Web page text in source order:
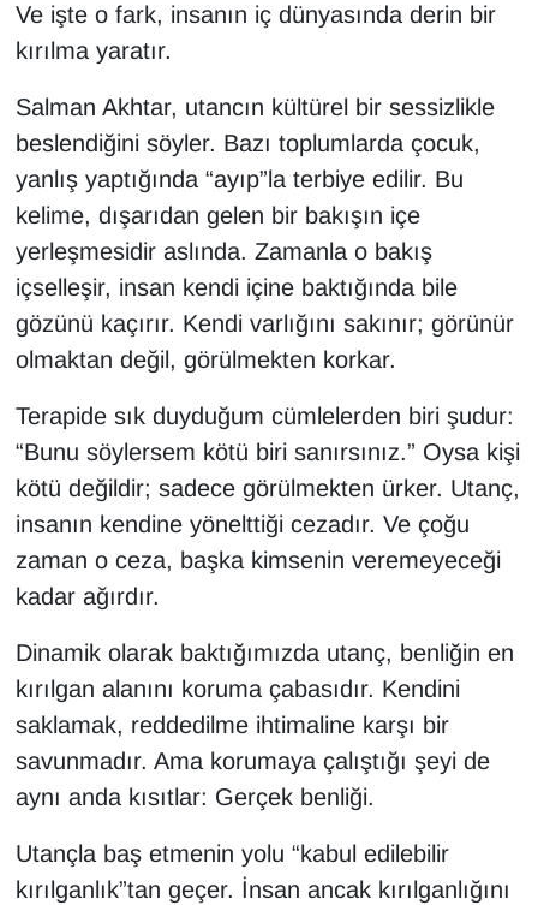
Ve işte o fark, insanın iç dünyasında derin bir
kırılma yaratır.
Salman Akhtar, utancın kültürel bir sessizlikle
beslendiğini söyler. Bazı toplumlarda çocuk,
yanlış yaptığında “ayıp”la terbiye edilir. Bu
kelime, dışarıdan gelen bir bakışın içe
yerleşmesidir aslında. Zamanla o bakış
içselleşir, insan kendi içine baktığında bile
gözünü kaçırır. Kendi varlığını sakınır; görünür
olmaktan değil, görülmekten korkar.
Terapide sık duyduğum cümlelerden biri şudur:
“Bunu söylersem kötü biri sanırsınız.” Oysa kişi
kötü değildir; sadece görülmekten ürker. Utanç,
insanın kendine yönelttiği cezadır. Ve çoğu
zaman o ceza, başka kimsenin veremeyeceği
kadar ağırdır.
Dinamik olarak baktığımızda utanç, benliğin en
kırılgan alanını koruma çabasıdır. Kendini
saklamak, reddedilme ihtimaline karşı bir
savunmadır. Ama korumaya çalıştığı şeyi de
aynı anda kısıtlar: Gerçek benliği.
Utançla baş etmenin yolu “kabul edilebilir
kırılganlık”tan geçer. İnsan ancak kırılganlığını